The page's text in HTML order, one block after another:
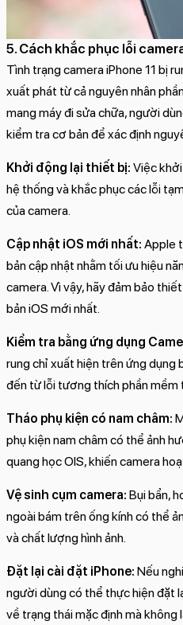
5. Cách khắc phục lỗi
Tình trạng camera iPhone 11 bị
xuất phát từ cả nguyên nhân
mang máy đi sửa chữa, người
kiểm tra cơ bản để xác định
Khởi động lại thiết bị: Việc
hệ thống và khắc phục các lỗi
của camera.
Cập nhật iOS mới nhất: Apple
bản cập nhật nhằm tối ưu hiệu
camera. Vì vậy, hãy đảm bảo
bản iOS mới nhất.
Kiểm tra bằng ứng dụng
rung chỉ xuất hiện trên ứng dụng
đến từ lỗi tương thích phần mềm
Tháo phụ kiện có nam châm:
phụ kiện nam châm có thể ảnh
quang học OIS, khiến camera
Vệ sinh cụm camera: Bụi bẩn,
ngoài bám trên ống kính có thể
và chất lượng hình ảnh.
Đặt lại cài đặt iPhone: Nếu
người dùng có thể thực hiện đặt
về trạng thái mặc định mà không